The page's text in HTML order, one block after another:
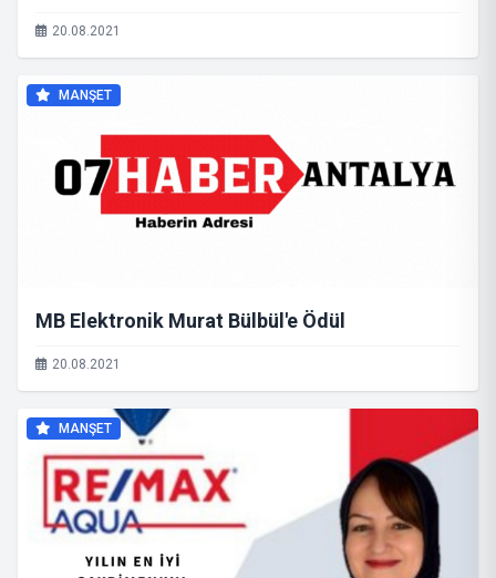
20.08.2021
MANŞET
MB Elektronik Murat Bülbül'e Ödül
20.08.2021
MANŞET